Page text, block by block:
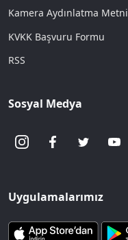
Kamera Aydınlatma Metni
KVKK Başvuru Formu
RSS
Sosyal Medya
Uygulamalarımız